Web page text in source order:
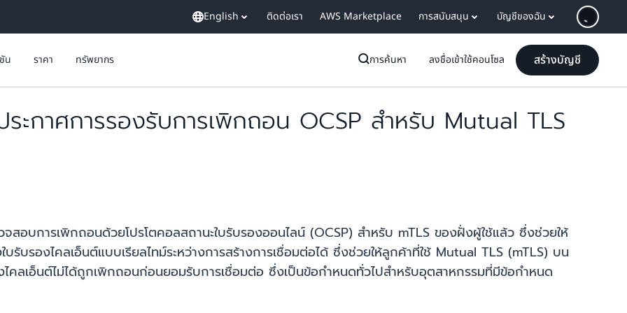
English ติดต่อเรา AWS Marketplace การสนับสนุน บัญชีของฉัน
น ราคา ทรัพยากร การค้นหา ลงชื่อเข้าใช้คอนโซล สร้างบัญชี
กาศการรองรับการเพิกถอน OCSP สำหรับ Mutual TLS
อบการเพิกถอนด้วยโปรโตคอลสถานะใบรับรองออนไลน์ (OCSP) สำหรับ mTLS ของฝั่งผู้ใช้แล้ว ซึ่งช่วยให้
บรองไคลเอ็นต์แบบเรียลไทม์ระหว่างการสร้างการเชื่อมต่อได้ ซึ่งช่วยให้ลูกค้าที่ใช้ Mutual TLS (mTLS) บน
คลเอ็นต์ไม่ได้ถูกเพิกถอนก่อนยอมรับการเชื่อมต่อ ซึ่งเป็นข้อกำหนดทั่วไปสำหรับอุตสาหกรรมที่มีข้อกำหนด